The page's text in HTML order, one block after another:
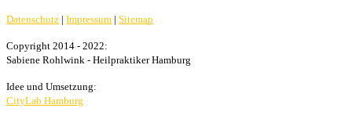
Datenschutz | Impressum | Sitemap
Copyright 2014 - 2022:
Sabiene Rohlwink - Heilpraktiker Hamburg
Idee und Umsetzung:
CityLab Hamburg